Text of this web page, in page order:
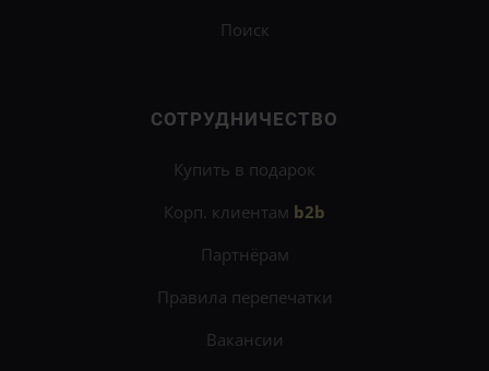
Поиск
СОТРУДНИЧЕСТВО
Купить в подарок
Корп. клиентам b2b
Партнёрам
Правила перепечатки
Вакансии